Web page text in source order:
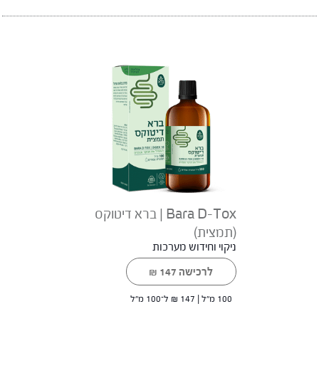
Bara D-Tox | ברא דיטוקס
(תמצית)
ניקוי וחידוש מערכות
לרכישה
₪ 147
100 מ"ל | ₪ 147 ל־100 מ"ל